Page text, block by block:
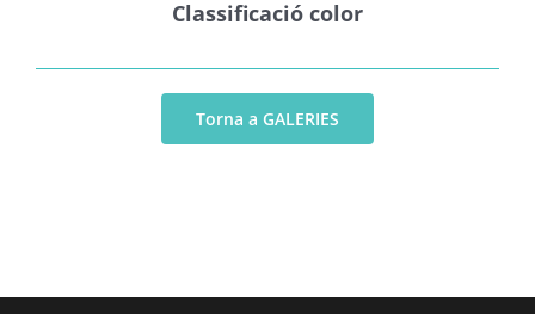
Classificació color
Torna a GALERIES